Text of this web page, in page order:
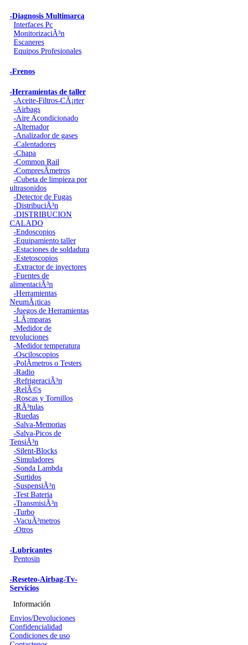
-Diagnosis Multimarca
Interfaces Pc
MonitorizaciÃ³n
Escaneres
Equipos Profesionales
-Frenos
-Herramientas de taller
-Aceite-Filtros-CÃ¡rter
-Airbags
-Aire Acondicionado
-Alternador
-Analizador de gases
-Calentadores
-Chapa
-Common Rail
-CompresÃ­metros
-Cubeta de limpieza por
ultrasonidos
-Detector de Fugas
-DistribuciÃ³n
-DISTRIBUCION
CALADO
-Endoscopios
-Equipamiento taller
-Estaciones de soldadura
-Estetoscopios
-Extractor de inyectores
-Fuentes de
alimentaciÃ³n
-Herramientas
NeumÃ¡ticas
-Juegos de Herramientas
-LÃ¡mparas
-Medidor de
revoluciones
-Medidor temperatura
-Osciloscopios
-PolÃ­metros o Testers
-Radio
-RefrigeraciÃ³n
-RelÃ©s
-Roscas y Tornillos
-RÃ³tulas
-Ruedas
-Salva-Memorias
-Salva-Picos de
TensiÃ³n
-Silent-Blocks
-Simuladores
-Sonda Lambda
-Surtidos
-SuspensiÃ³n
-Test Bateria
-TransmisiÃ³n
-Turbo
-VacuÃ³metros
-Otros
-Lubricantes
Pentosin
-Reseteo-Airbag-Tv-
Servicios
Información
Envios/Devoluciones
Confidencialidad
Condiciones de uso